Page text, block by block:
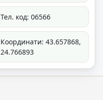
Тел. код: 06566
Координати: 43.657868,
24.766893